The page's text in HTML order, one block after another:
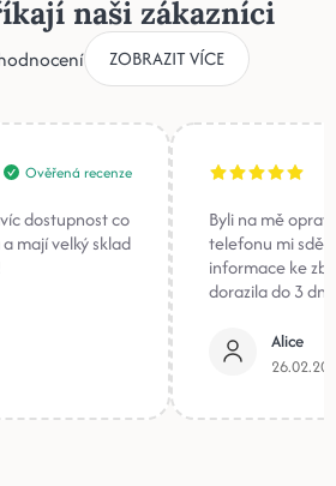
naši zákazníci
ZOBRAZIT VÍCE
Ověřená recenze
dostupnost co
mají velký sklad
Byli na mě
telefonu mi
informace ke
dorazila do 3
Alice